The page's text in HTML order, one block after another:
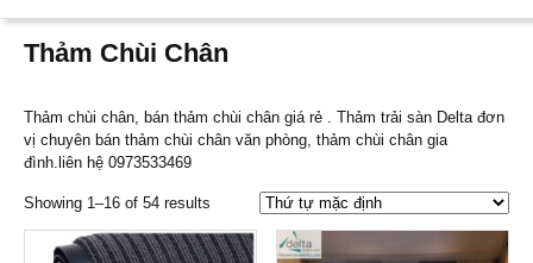
phần
nội
dung
Thảm Chùi Chân
Thảm chùi chân, bán thảm chùi chân giá rẻ . Thảm trải sàn Delta đơn
vị chuyên bán thảm chùi chân văn phòng, thảm chùi chân gia
đình.liên hệ 0973533469
Showing 1–16 of 54 results